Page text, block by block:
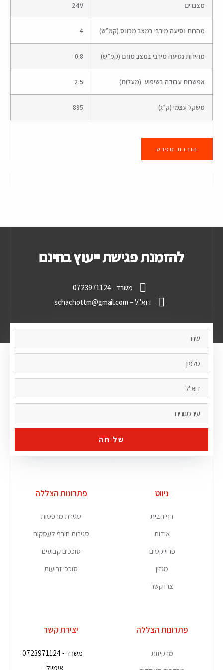
מצברים 24V
מהרות נסיעה מירבי במצב מכונס (קמ”ש) 4
מהירות נסיעה מירבי במצב מורם (קמ”ש) 0.8
אפשרות עבודה בשיפוע (מעלות) 2.5
משקל עצמי (ק”ג) 895
הורדת מפרט
להזמנת פגישת ייעוץ בחינם
משרד - 0723971124
דוא"ל – schachottm@gmail.com
שליחה
ניווט
דף הבית
אודות
פרוייקטים
מגזין
צרו קשר
פתרונות הצללה
סגירת מרפסות
סגירות חורף לעסקים
סוככים קבועים
סוככי זרועות
פתרונות הצללה
מרקיזות
יצירת קשר
משרד - 0723971124
אימייל –